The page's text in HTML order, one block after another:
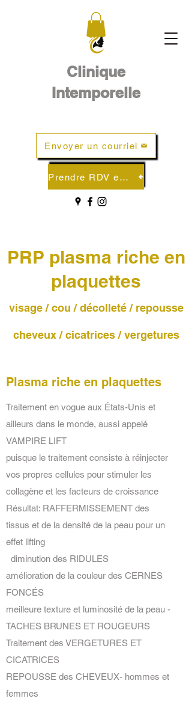
Clinique
Intemporelle
Envoyer un courriel
Prendre RDV en ligne
PRP plasma riche en
plaquettes
visage / cou / décolleté / repousse
cheveux / cicatrices / vergetures
Plasma riche en plaquettes
Traitement en vogue aux États-Unis et
ailleurs dans le monde, aussi appelé
VAMPIRE LIFT
puisque le traitement consiste à réinjecter
vos propres cellules pour stimuler les
collagène et les facteurs de croissance
Résultat: RAFFERMISSEMENT des
tissus et de la densité de la peau pour un
effet lifting
diminution des RIDULES
amélioration de la couleur des CERNES
FONCÉS
meilleure texture et luminosité de la peau -
TACHES BRUNES ET ROUGEURS
Traitement des VERGETURES ET
CICATRICES
REPOUSSE des CHEVEUX- hommes et
femmes